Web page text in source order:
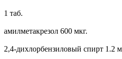
1 таб.
амилметакрезол 600 мкг.
2,4-дихлорбензиловый спирт 1.2